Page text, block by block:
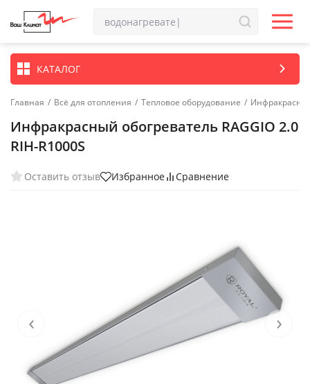
КАТАЛОГ
Главная / Всё для отопления / Тепловое оборудование /
Инфракрасный обогреватель RAGGIO 2.0
RIH-R1000S
Оставить отзыв Избранное Сравнение
‹ ›